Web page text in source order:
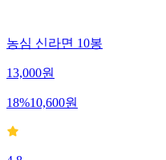
농심 신라면 10봉
13,000원
18%10,600원